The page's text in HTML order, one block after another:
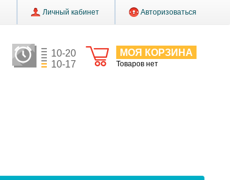
Личный кабинет Авторизоваться
МОЯ КОРЗИНА
Товаров нет
10-20
10-17